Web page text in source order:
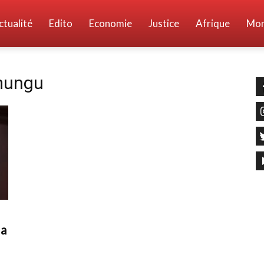
Edito Economie Justice Afrique